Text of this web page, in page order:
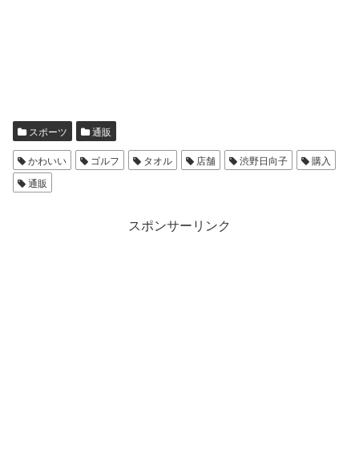
スポーツ 通販
かわいい ゴルフ タオル 店舗 渋野日向子
購入
通販
スポンサーリンク